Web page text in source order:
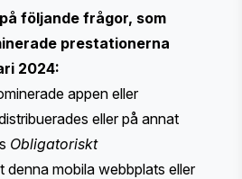
följande frågor, som
prestationerna
2024:
appen eller
eller på annat
Obligatoriskt
denna mobila webbplats eller